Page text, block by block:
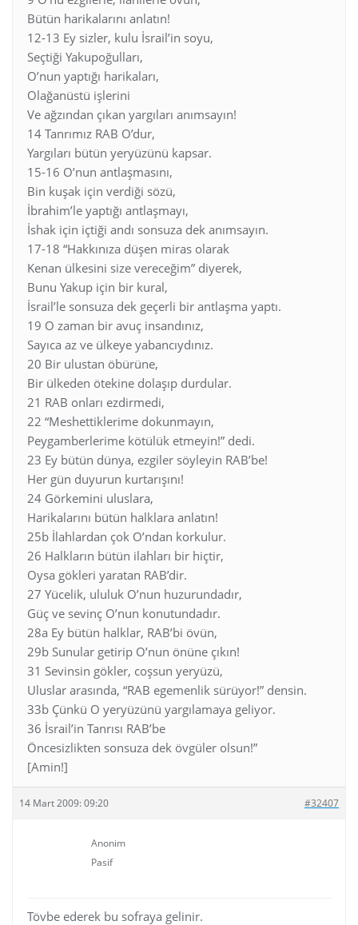
Bütün harikalarını anlatın!
12-13 Ey sizler, kulu İsrail’in soyu,
Seçtiği Yakupoğulları,
O’nun yaptığı harikaları,
Olağanüstü işlerini
Ve ağzından çıkan yargıları anımsayın!
14 Tanrımız RAB O’dur,
Yargıları bütün yeryüzünü kapsar.
15-16 O’nun antlaşmasını,
Bin kuşak için verdiği sözü,
İbrahim’le yaptığı antlaşmayı,
İshak için içtiği andı sonsuza dek anımsayın.
17-18 “Hakkınıza düşen miras olarak
Kenan ülkesini size vereceğim” diyerek,
Bunu Yakup için bir kural,
İsrail’le sonsuza dek geçerli bir antlaşma yaptı.
19 O zaman bir avuç insandınız,
Sayıca az ve ülkeye yabancıydınız.
20 Bir ulustan öbürüne,
Bir ülkeden ötekine dolaşıp durdular.
21 RAB onları ezdirmedi,
22 “Meshettiklerime dokunmayın,
Peygamberlerime kötülük etmeyin!” dedi.
23 Ey bütün dünya, ezgiler söyleyin RAB’be!
Her gün duyurun kurtarışını!
24 Görkemini uluslara,
Harikalarını bütün halklara anlatın!
25b İlahlardan çok O’ndan korkulur.
26 Halkların bütün ilahları bir hiçtir,
Oysa gökleri yaratan RAB’dir.
27 Yücelik, ululuk O’nun huzurundadır,
Güç ve sevinç O’nun konutundadır.
28a Ey bütün halklar, RAB’bi övün,
29b Sunular getirip O’nun önüne çıkın!
31 Sevinsin gökler, coşsun yeryüzü,
Uluslar arasında, “RAB egemenlik sürüyor!” densin.
33b Çünkü O yeryüzünü yargılamaya geliyor.
36 İsrail’in Tanrısı RAB’be
Öncesizlikten sonsuza dek övgüler olsun!”
[Amin!]
14 Mart 2009: 09:20 #32407
Anonim
Pasif
Tövbe ederek bu sofraya gelinir.